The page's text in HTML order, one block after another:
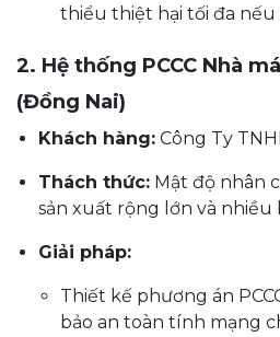
thiểu thiệt hại tối đa nếu
2. Hệ thống PCCC Nhà
(Đồng Nai)
Khách hàng: Công Ty
Thách thức: Mật độ nhân
sản xuất rộng lớn và nhiều
Giải pháp:
Thiết kế phương án
bảo an toàn tính mạng